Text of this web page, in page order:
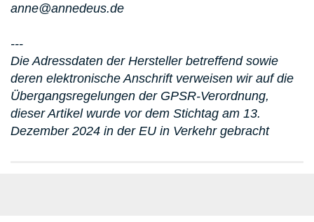
anne@annedeus.de
---
Die Adressdaten der Hersteller betreffend sowie
deren elektronische Anschrift verweisen wir auf die
Übergangsregelungen der GPSR-Verordnung,
dieser Artikel wurde vor dem Stichtag am 13.
Dezember 2024 in der EU in Verkehr gebracht